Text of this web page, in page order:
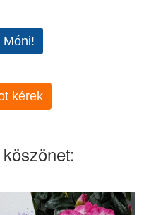
kérek